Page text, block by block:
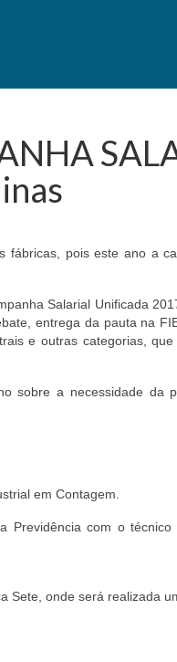
pois este ano a
Salarial Unificada
entrega da pauta na
e outras categorias,
sobre a necessidade da
em Contagem.
Previdência com o
Sete, onde será realizada